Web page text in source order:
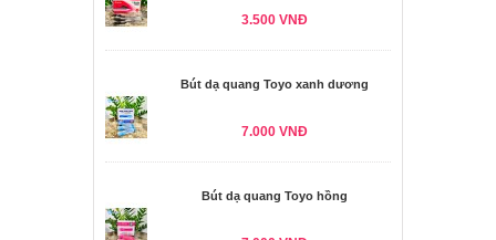
3.500 VNĐ
Bút dạ quang Toyo xanh dương
7.000 VNĐ
Bút dạ quang Toyo hồng